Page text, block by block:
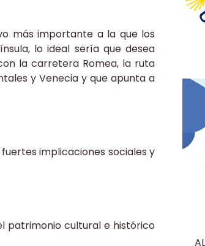
más importante a la que los
lo ideal sería que desea
la carretera Romea, la ruta
y Venecia y que apunta a
implicaciones sociales y
patrimonio cultural e histórico